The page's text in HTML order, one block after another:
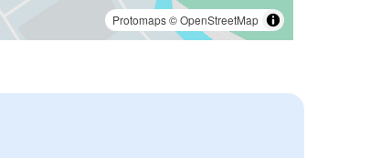
Protomaps©OpenStreetMap